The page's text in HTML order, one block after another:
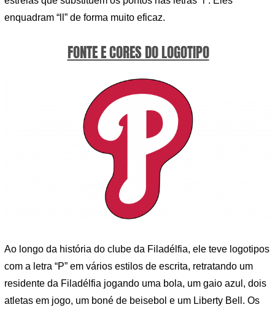
enquadram “ll” de forma muito eficaz.
FONTE E CORES DO LOGOTIPO
Ao longo da história do clube da Filadélfia, ele teve logotipos
com a letra “P” em vários estilos de escrita, retratando um
residente da Filadélfia jogando uma bola, um gaio azul, dois
atletas em jogo, um boné de beisebol e um Liberty Bell. Os